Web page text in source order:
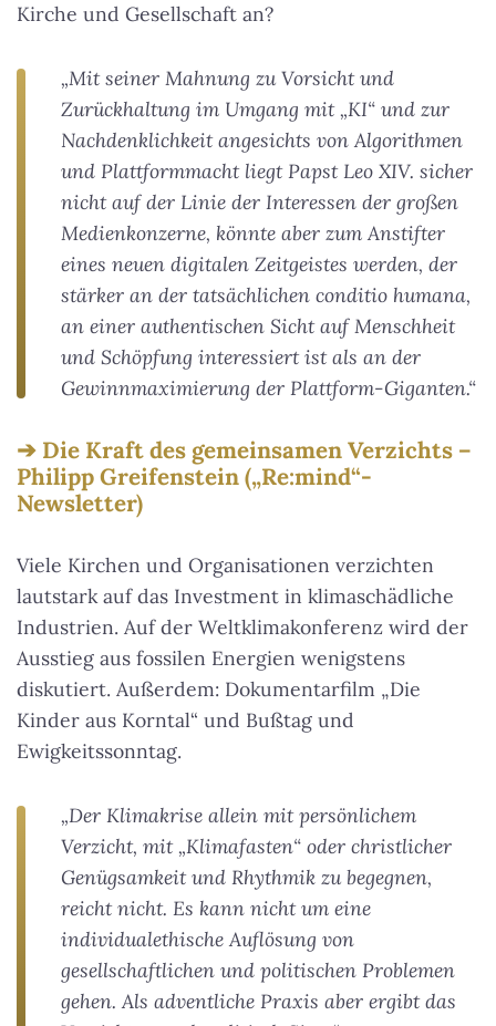
Kirche und Gesellschaft an?
„Mit seiner Mahnung zu Vorsicht und
Zurückhaltung im Umgang mit „KI“ und zur
Nachdenklichkeit angesichts von Algorithmen
und Plattformmacht liegt Papst Leo XIV. sicher
nicht auf der Linie der Interessen der großen
Medienkonzerne, könnte aber zum Anstifter
eines neuen digitalen Zeitgeistes werden, der
stärker an der tatsächlichen conditio humana,
an einer authentischen Sicht auf Menschheit
und Schöpfung interessiert ist als an der
Gewinnmaximierung der Plattform-Giganten.“
Die Kraft des gemeinsamen Verzichts –
Philipp Greifenstein („Re:mind“-
Newsletter)
Viele Kirchen und Organisationen verzichten
lautstark auf das Investment in klimaschädliche
Industrien. Auf der Weltklimakonferenz wird der
Ausstieg aus fossilen Energien wenigstens
diskutiert. Außerdem: Dokumentarfilm „Die
Kinder aus Korntal“ und Bußtag und
Ewigkeitssonntag.
„Der Klimakrise allein mit persönlichem
Verzicht, mit „Klimafasten“ oder christlicher
Genügsamkeit und Rhythmik zu begegnen,
reicht nicht. Es kann nicht um eine
individualethische Auflösung von
gesellschaftlichen und politischen Problemen
gehen. Als adventliche Praxis aber ergibt das